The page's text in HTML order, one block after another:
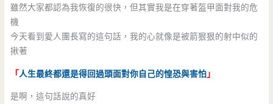
雖然大家都認為我恢復的很快，但其實我是在穿著盔甲面對我的危
機
今天看到愛人團長寫的這句話，我的心就像是被箭狠狠的射中似的
揪著
「人生最終都還是得回過頭面對你自己的惶恐與害怕」
是啊，這句話說的真好